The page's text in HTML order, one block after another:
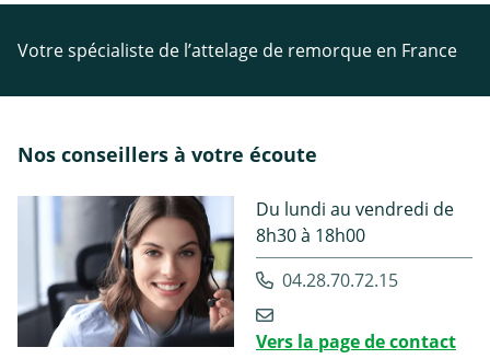
Votre spécialiste de l’attelage de remorque en France
Nos conseillers à votre écoute
Du lundi au vendredi de
8h30 à 18h00
04.28.70.72.15
Vers la page de contact